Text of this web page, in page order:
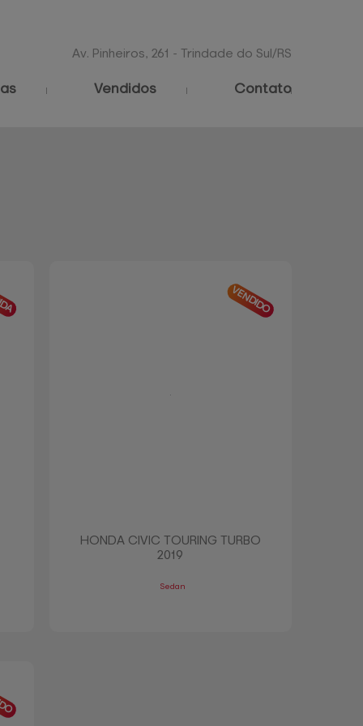
Av. Pinheiros, 261 - Trindade do Sul/RS
Vendidos Contato
VENDIDO
HONDA CIVIC TOURING TURBO
2019
Sedan